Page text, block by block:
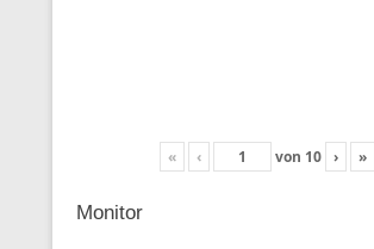
« ‹ von 10 › »
Monitor